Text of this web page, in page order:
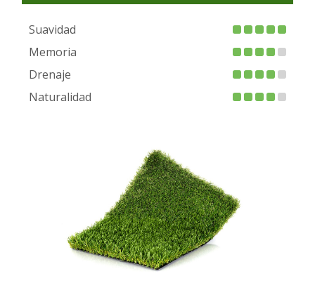
Suavidad
Memoria
Drenaje
Naturalidad
FIRE PROOF CHILD SAFE BACTERIA FREE